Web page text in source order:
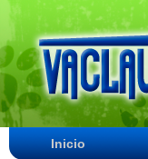
Inicio